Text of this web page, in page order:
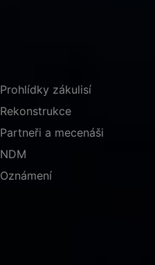
Prohlídky zákulisí
Rekonstrukce
Partneři a mecenáši
NDM
Oznámení